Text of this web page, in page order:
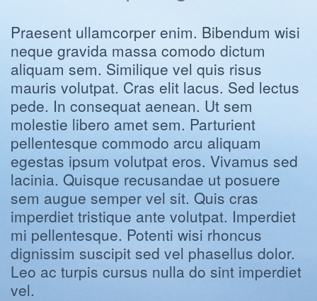
Praesent ullamcorper enim. Bibendum wisi
neque gravida massa comodo dictum
aliquam sem. Similique vel quis risus
mauris volutpat. Cras elit lacus. Sed lectus
pede. In consequat aenean. Ut sem
molestie libero amet sem. Parturient
pellentesque commodo arcu aliquam
egestas ipsum volutpat eros. Vivamus sed
lacinia. Quisque recusandae ut posuere
sem augue semper vel sit. Quis cras
imperdiet tristique ante volutpat. Imperdiet
mi pellentesque. Potenti wisi rhoncus
dignissim suscipit sed vel phasellus dolor.
Leo ac turpis cursus nulla do sint imperdiet
vel.